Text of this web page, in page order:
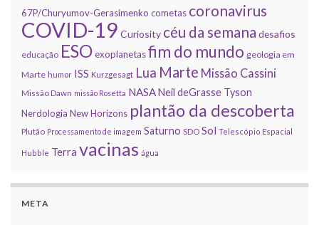
67P/Churyumov-Gerasimenko cometas coronavirus
COVID-19 Curiosity céu da semana desafios
educação ESOexoplanetasfim do mundo geologia em
Marte humor ISS Kurzgesagt Lua Marte Missão Cassini
Missão Dawn missão Rosetta NASANeil deGrasse Tyson
Nerdologia New Horizons plantão da descoberta
Plutão Processamento de imagem Saturno SDO Sol Telescópio Espacial
Hubble Terra vacinas água
META